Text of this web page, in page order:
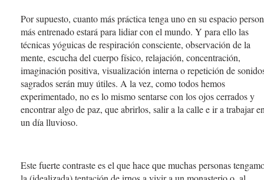
Por supuesto, cuanto más práctica tenga uno en su espacio
más entrenado estará para lidiar con el mundo. Y para ello las
técnicas yóguicas de respiración consciente, observación de la
mente, escucha del cuerpo físico, relajación, concentración,
imaginación positiva, visualización interna o repetición de
sagrados serán muy útiles. A la vez, como todos hemos
experimentado, no es lo mismo sentarse con los ojos cerrados y
encontrar algo de paz, que abrirlos, salir a la calle e ir a trabajar
un día lluvioso.
Este fuerte contraste es el que hace que muchas personas